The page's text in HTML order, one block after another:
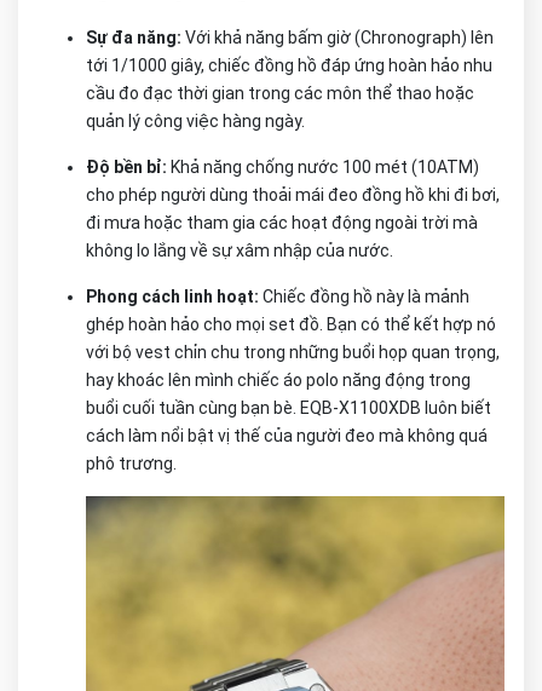
Sự đa năng: Với khả năng bấm giờ (Chronograph) lên
tới 1/1000 giây, chiếc đồng hồ đáp ứng hoàn hảo nhu
cầu đo đạc thời gian trong các môn thể thao hoặc
quản lý công việc hàng ngày.
Độ bền bỉ: Khả năng chống nước 100 mét (10ATM)
cho phép người dùng thoải mái đeo đồng hồ khi đi bơi,
đi mưa hoặc tham gia các hoạt động ngoài trời mà
không lo lắng về sự xâm nhập của nước.
Phong cách linh hoạt: Chiếc đồng hồ này là mảnh
ghép hoàn hảo cho mọi set đồ. Bạn có thể kết hợp nó
với bộ vest chỉn chu trong những buổi họp quan trọng,
hay khoác lên mình chiếc áo polo năng động trong
buổi cuối tuần cùng bạn bè. EQB-X1100XDB luôn biết
cách làm nổi bật vị thế của người đeo mà không quá
phô trương.